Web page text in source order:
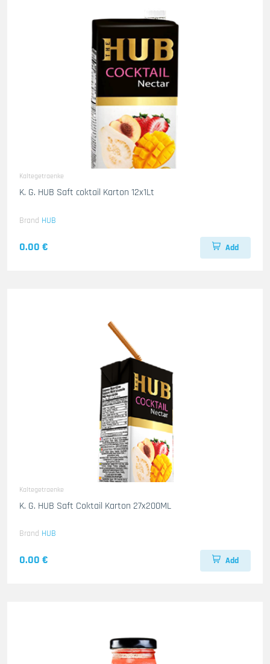
Kaltegetraenke
K. G. HUB Saft coktail Karton 12x1Lt
Brand HUB
0.00 € Add
Kaltegetraenke
K. G. HUB Saft Coktail Karton 27x200ML
Brand HUB
0.00 € Add